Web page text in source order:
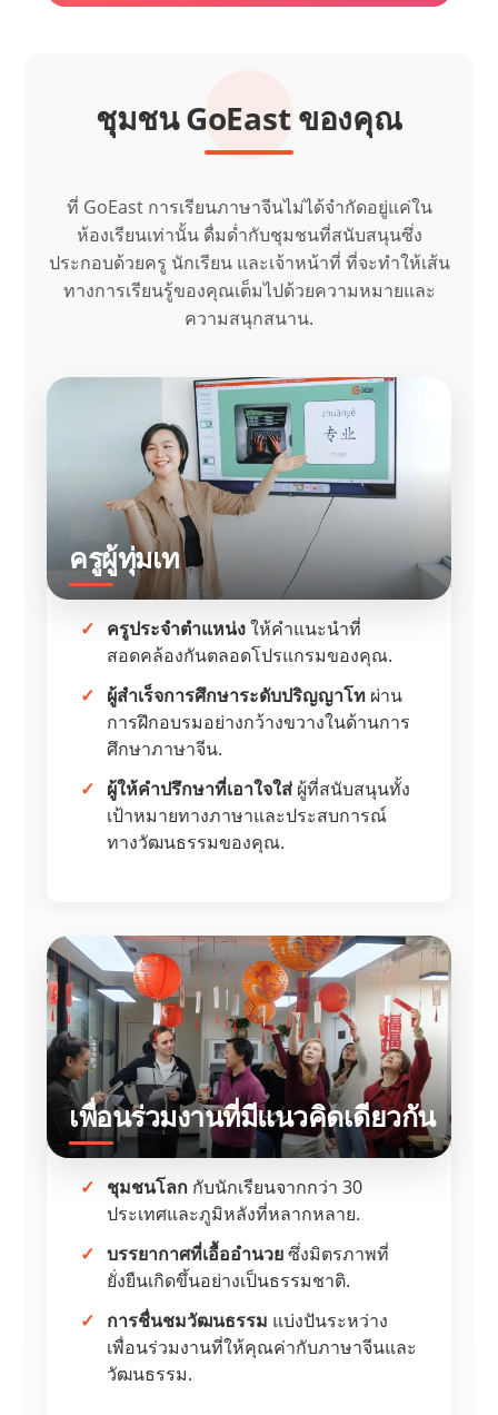
ชุมชน GoEast ของคุณ
ที่ GoEast การเรียนภาษาจีนไม่ได้จำกัดอยู่แค่ใน
ห้องเรียนเท่านั้น ดื่มด่ำกับชุมชนที่สนับสนุนซึ่ง
ประกอบด้วยครู นักเรียน และเจ้าหน้าที่ ที่จะทำให้เส้น
ทางการเรียนรู้ของคุณเต็มไปด้วยความหมายและ
ความสนุกสนาน.
ครูผู้ทุ่มเท
ครูประจำตำแหน่งให้คำแนะนำที่
สอดคล้องกันตลอดโปรแกรมของคุณ.
ผู้สำเร็จการศึกษาระดับปริญญาโท ผ่าน
การฝึกอบรมอย่างกว้างขวางในด้านการ
ศึกษาภาษาจีน.
ผู้ให้คำปรึกษาที่เอาใจใส่ ผู้ที่สนับสนุนทั้ง
เป้าหมายทางภาษาและประสบการณ์
ทางวัฒนธรรมของคุณ.
เพื่อนร่วมงานที่มีแนวคิดเดียวกัน
ชุมชนโลก กับนักเรียนจากกว่า 30
ประเทศและภูมิหลังที่หลากหลาย.
บรรยากาศที่เอื้ออำนวยซึ่งมิตรภาพที่
ยั่งยืนเกิดขึ้นอย่างเป็นธรรมชาติ.
การชื่นชมวัฒนธรรม แบ่งปันระหว่าง
เพื่อนร่วมงานที่ให้คุณค่ากับภาษาจีนและ
วัฒนธรรม.